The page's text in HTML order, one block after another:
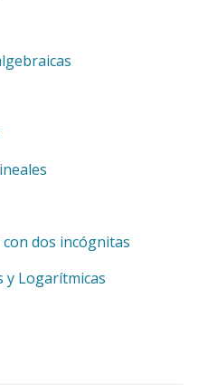
dos incógnitas
y Logarítmicas